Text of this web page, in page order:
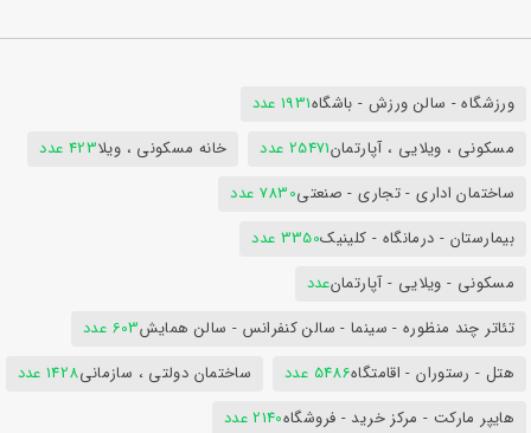
ورزشگاه - سالن ورزش - باشگاه1931 عدد
مسکونی ، ویلایی ، آپارتمان25471 عدد خانه مسکونی ، ویلا423 عدد
ساختمان اداری - تجاری - صنعتی7830 عدد
بیمارستان - درمانگاه - کلینیک3350 عدد
مسکونی - ویلایی - آپارتمانعدد
تئاتر چند منظوره - سینما - سالن کنفرانس - سالن همایش603 عدد
هتل - رستوران - اقامتگاه5486 عدد ساختمان دولتی ، سازمانی1428 عدد
هایپر مارکت - مرکز خرید - فروشگاه2140 عدد